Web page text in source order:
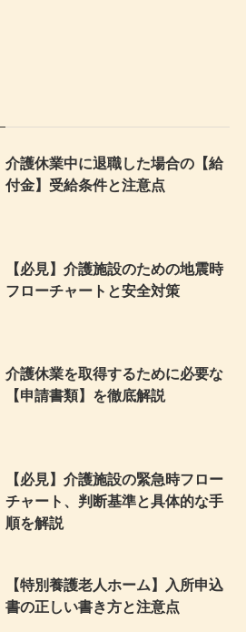
介護休業中に退職した場合の【給
付金】受給条件と注意点
【必見】介護施設のための地震時
フローチャートと安全対策
介護休業を取得するために必要な
【申請書類】を徹底解説
【必見】介護施設の緊急時フロー
チャート、判断基準と具体的な手
順を解説
【特別養護老人ホーム】入所申込
書の正しい書き方と注意点